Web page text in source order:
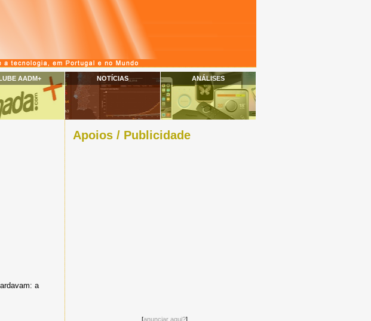
AADM+ NOTÍCIAS ANÁLISES
a
Apoios / Publicidade
[anunciar aqui?]